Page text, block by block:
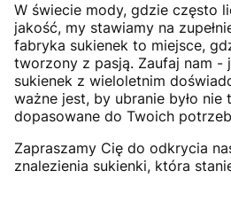
W świecie mody, gdzie często
jakość, my stawiamy na
fabryka sukienek to miejsce,
tworzony z pasją. Zaufaj nam -
sukienek z wieloletnim
ważne jest, by ubranie było
dopasowane do Twoich
Zapraszamy Cię do odkrycia
znalezienia sukienki, która